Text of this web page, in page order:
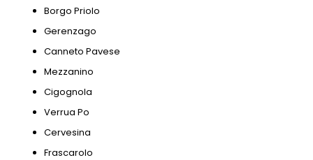
Borgo Priolo
Gerenzago
Canneto Pavese
Mezzanino
Cigognola
Verrua Po
Cervesina
Frascarolo